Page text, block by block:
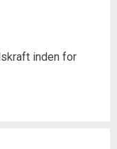
inden for